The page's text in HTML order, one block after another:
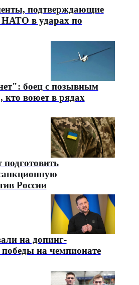
подтверждающие
НАТО в ударах по
боец с позывным
кто воюет в рядах
подготовить
России
на допинг-
на чемпионате